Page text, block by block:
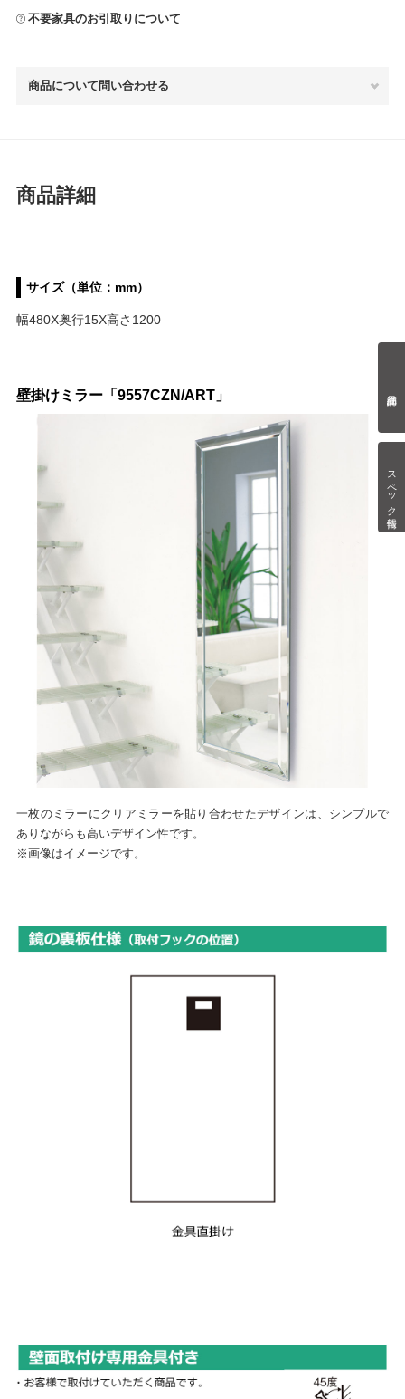
スペック情報
不要家具のお引取りについて
商品について問い合わせる
商品詳細
サイズ（単位：mm）
幅480X奥行15X高さ1200
壁掛けミラー「9557CZN/ART」
一枚のミラーにクリアミラーを貼り合わせたデザインは、シンプルで
ありながらも高いデザイン性です。
※画像はイメージです。